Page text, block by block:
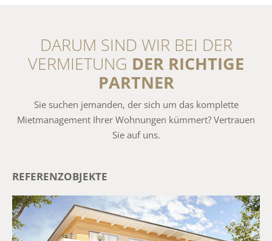
DARUM SIND WIR BEI DER
VERMIETUNG DER RICHTIGE
PARTNER
Sie suchen jemanden, der sich um das komplette
Mietmanagement Ihrer Wohnungen kümmert? Vertrauen
Sie auf uns.
REFERENZOBJEKTE